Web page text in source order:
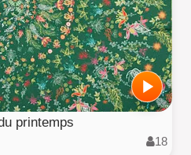
printemps
18